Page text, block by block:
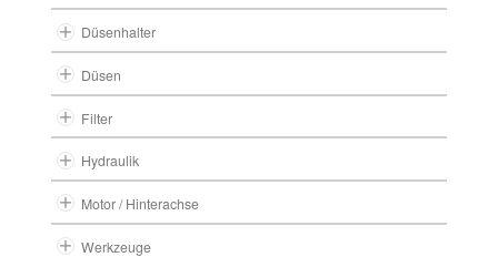
Düsenhalter
Düsen
Filter
Hydraulik
Motor / Hinterachse
Werkzeuge